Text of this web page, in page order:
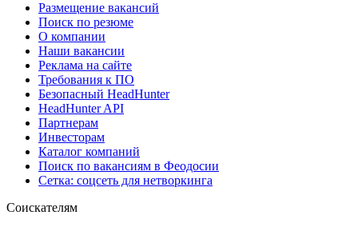
Размещение вакансий
Поиск по резюме
О компании
Наши вакансии
Реклама на сайте
Требования к ПО
Безопасный HeadHunter
HeadHunter API
Партнерам
Инвесторам
Каталог компаний
Поиск по вакансиям в Феодосии
Сетка: соцсеть для нетворкинга
Соискателям